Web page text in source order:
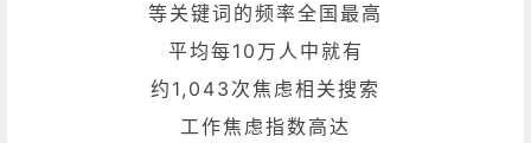
等关键词的频率全国最高
平均每10万人中就有
约1,043次焦虑相关搜索
工作焦虑指数高达